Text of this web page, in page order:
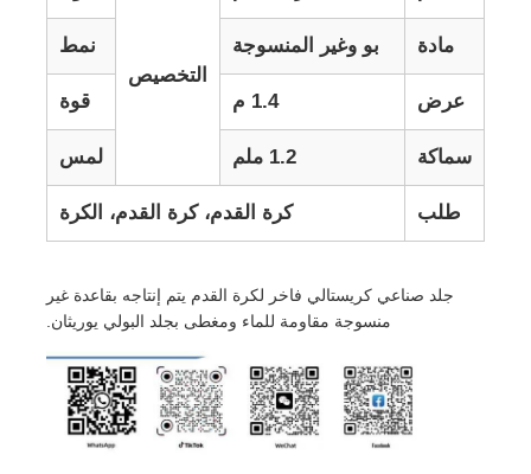
التخصيص
مادة بو وغير المنسوجة نمط
عرض 1.4 م قوة
سماكة 1.2 ملم لمس
طلب كرة القدم، كرة القدم، الكرة
جلد صناعي كريستالي فاخر لكرة القدم يتم إنتاجه بقاعدة غير
منسوجة مقاومة للماء ومغطى بجلد البولي يوريثان.